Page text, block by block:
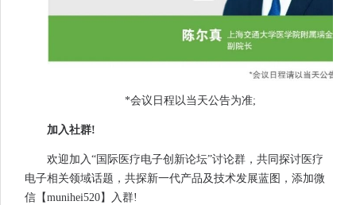
*会议日程以当天公告为准;
加入社群!
欢迎加入“国际医疗电子创新论坛”讨论群，共同探讨医疗
电子相关领域话题，共探新一代产品及技术发展蓝图，添加微
信【munihei520】入群!